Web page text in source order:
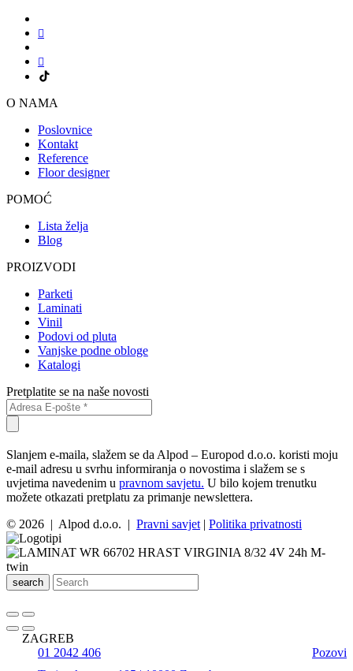
O NAMA
Poslovnice
Kontakt
Reference
Floor designer
POMOĆ
Lista želja
Blog
PROIZVODI
Parketi
Laminati
Vinil
Podovi od pluta
Vanjske podne obloge
Katalogi
Pretplatite se na naše novosti
Slanjem e-maila, slažem se da Alpod – Europod d.o.o. koristi moju
e-mail adresu u svrhu informiranja o novostima i slažem se s
uvjetima navedenim u pravnom savjetu. U bilo kojem trenutku
možete otkazati pretplatu za primanje newslettera.
© 2026 | Alpod d.o.o. | Pravni savjet | Politika privatnosti
search
ZAGREB
01 2042 406
Pozovi